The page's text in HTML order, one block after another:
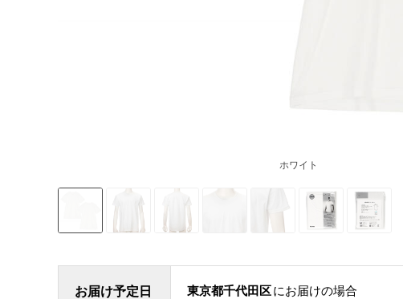
ホワイト
お届け予定日 東京都千代田区にお届けの場合